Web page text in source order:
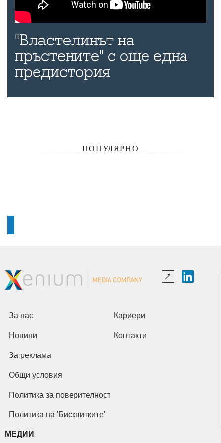
"Властелинът на
пръстените" с още една
предистория
ПОПУЛЯРНО
За нас Кариери
Новини Контакти
За реклама
Общи условия
Политика за поверителност
Политика на 'Бисквитките'
МЕДИИ